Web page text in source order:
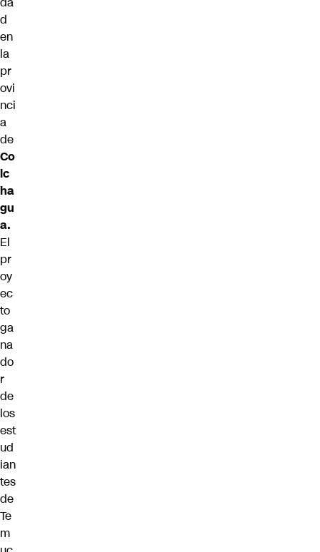
d
en
la
pr
ovi
nci
a
de
Co
lc
ha
gu
a.
El
pr
oy
ec
to
ga
na
do
r
de
los
est
ud
ian
tes
de
Te
m